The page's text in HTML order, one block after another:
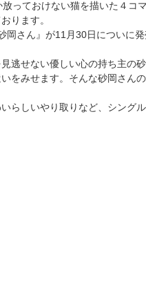
っておけない猫を描いた４コ
ります。
さん』が11月30日についに発
逃せない優しい心の持ち主の
をみせます。そんな砂岡さん
らしいやり取りなど、シング